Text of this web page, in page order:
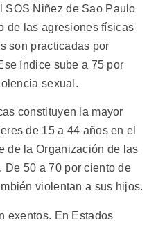
SOS Niñez de Sao Paulo
de las agresiones físicas
son practicadas por
índice sube a 75 por
sexual.
constituyen la mayor
de 15 a 44 años en el
de la Organización de las
De 50 a 70 por ciento de
violentan a sus hijos.
exentos. En Estados